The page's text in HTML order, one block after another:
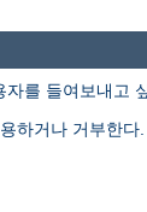
를 들여보내고
하거나 거부한다.